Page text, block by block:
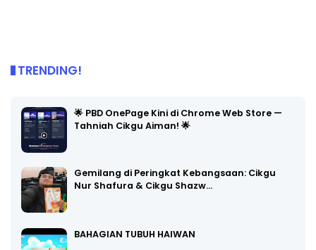
TRENDING!
🌟 PBD OnePage Kini di Chrome Web Store —
Tahniah Cikgu Aiman! 🌟
Gemilang di Peringkat Kebangsaan: Cikgu
Nur Shafura & Cikgu Shazw…
BAHAGIAN TUBUH HAIWAN